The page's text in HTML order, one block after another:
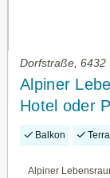
Dorfstraße, 6432
Alpiner
Hotel oder
Balkon
Alpiner